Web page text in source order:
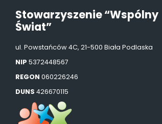
Stowarzyszenie “Wspólny
Świat”
ul. Powstańców 4C, 21-500 Biała Podlaska
NIP 5372448567
REGON 060226246
DUNS 426670115